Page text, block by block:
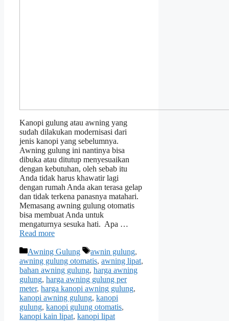
Kanopi gulung atau awning yang
sudah dilakukan modernisasi dari
jenis kanopi yang sebelumnya.
Awning gulung ini nantinya bisa
dibuka atau ditutup menyesuaikan
dengan kebutuhan, oleh sebab itu
Anda tidak harus khawatir lagi
dengan rumah Anda akan terasa gelap
dan tidak terkena panasnya matahari.
Memasang awning gulung otomatis
bisa membuat Anda untuk
mengaturnya sesuka hati. Apa …
Read more
Categories
Awning Gulung Tags
awnin gulung,
awning gulung otomatis, awning lipat,
bahan awning gulung, harga awning
gulung, harga awning gulung per
meter, harga kanopi awning gulung,
kanopi awning gulung, kanopi
gulung, kanopi gulung otomatis,
kanopi kain lipat, kanopi lipat